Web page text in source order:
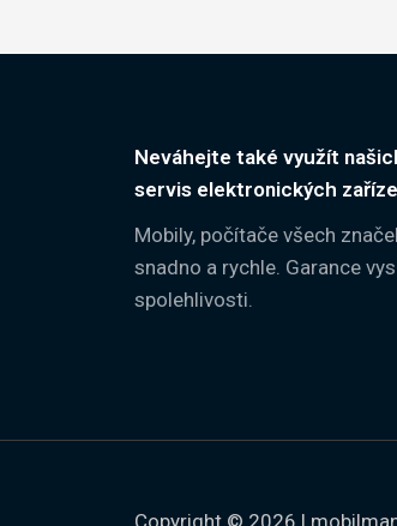
Neváhejte také využít
servis elektronických
Mobily, počítače všech
snadno a rychle. Garance
spolehlivosti.
Copyright © 2026 |